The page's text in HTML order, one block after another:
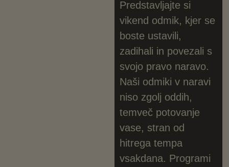
Predstavljajte si
vikend odmik, kjer se
boste ustavili,
zadihali in povezali s
svojo pravo naravo.
Naši odmiki v naravi
niso zgolj oddih,
temveč potovanje
vase, stran od
hitrega tempa
vsakdana. Programi